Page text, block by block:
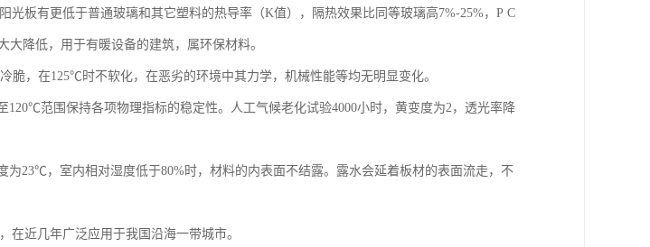
光板有更低于普通玻璃和其它塑料的热导率（K值），隔热效果比同等玻璃高7%-25%，P C
大降低，用于有暖设备的建筑，属环保材料。
脆，在125℃时不软化，在恶劣的环境中其力学，机械性能等均无明显变化。
120℃范围保持各项物理指标的稳定性。人工气候老化试验4000小时，黄变度为2，透光率降
为23℃，室内相对湿度低于80%时，材料的内表面不结露。露水会延着板材的表面流走，不
在近几年广泛应用于我国沿海一带城市。